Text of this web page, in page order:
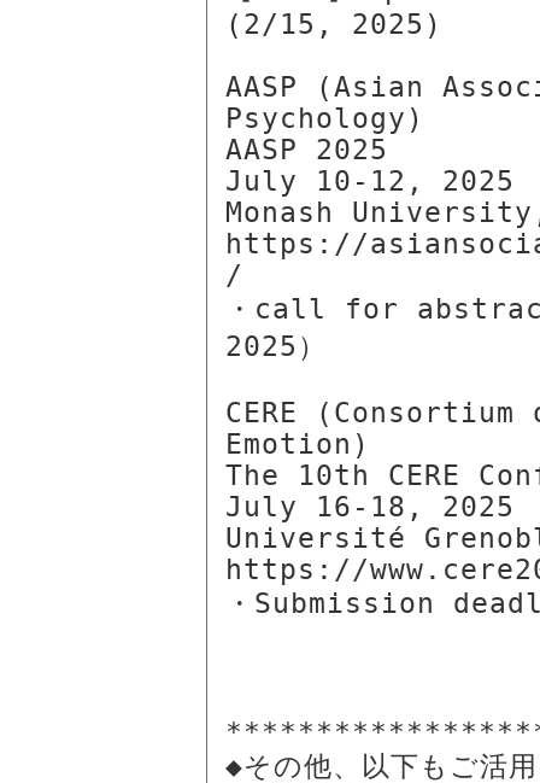
(2/15, 2025)
AASP (Asian
Psychology)
AASP 2025
July 10-12, 2025
Monash
https://
/
・call for
2025）
CERE
Emotion)
The 10th CERE
July 16-18, 2025
Université
https://
・Submission
◆その他、以下もご活